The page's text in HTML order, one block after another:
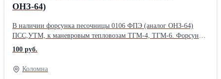
ОНЗ-64)
В наличии форсунка песочницы 0106 ФПЭ (аналог ОНЗ-64)
ПСС,УТМ, к маневровым тепловозам ТГМ-4, ТГМ-6. Форсунка
песочницы предназначена для дозированной подачи песка из
песочницы под колёса тягового состава в случае необходимости
увеличения сцепления колёс с рельсами. Технические
характеристики: Присоединительная резьба М64*2 Наибольшее
100 руб.
Коломна